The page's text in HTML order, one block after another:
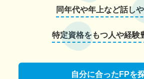
同年代や年上など話し
特定資格をもつ人や経験
自分に合ったFPを